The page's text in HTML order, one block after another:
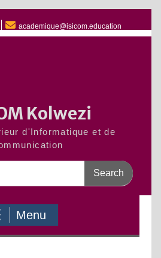
academique@isicom.education
Kolwezi
d'Informatique et de
Menu